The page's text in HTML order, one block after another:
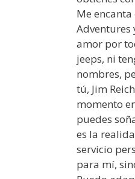
Me encanta
Adventures
amor por
jeeps, ni
nombres,
tú, Jim
momento
puedes
es la
servicio
para mí,